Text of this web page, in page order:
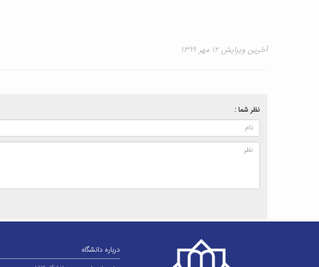
آخرین ویرایش ۱۲ مهر ۱۳۹۹
نظر شما :
درباره دانشگاه